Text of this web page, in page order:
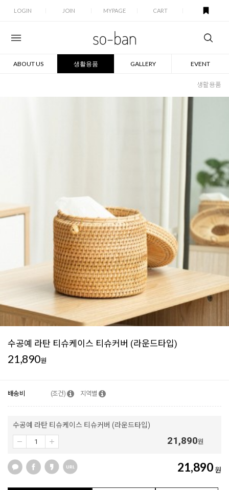
LOGIN JOIN MYPAGE CART
ABOUT US 생활용품 GALLERY EVENT
생활용품
수공예 라탄 티슈케이스 티슈커버 (라운드타입)
21,890원
배송비 (조건) 지역별
수공예 라탄 티슈케이스 티슈커버 (라운드타입)
21,890원
21,890 원